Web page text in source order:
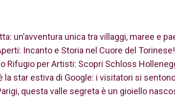
un’avventura unica tra villaggi, maree e
Incanto e Storia nel Cuore del Torinese!
Rifugio per Artisti: Scopri Schloss
la star estiva di Google: i visitatori si
questa valle segreta è un gioiello